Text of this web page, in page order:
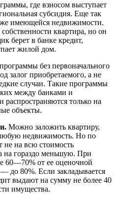
где взносом выступает
субсидия. Еще так
имеющейся недвижимости.
квартира, но он
берет в банке кредит,
жилой дом.
без первоначального
залог приобретаемого, а не
случаи. Такие программы
между банками и
только на
объекты.
Можно заложить квартиру,
недвижимость. Но по
не на всю стоимость
на гораздо меньшую. При
60—70% от ее оценочной
до 80%. Если закладывается
выдают на сумму не более 40
имущества.